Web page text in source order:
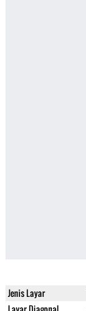
Jenis Layar